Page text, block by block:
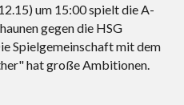
um 15:00 spielt die A-
gegen die HSG
Spielgemeinschaft mit dem
hat große Ambitionen.